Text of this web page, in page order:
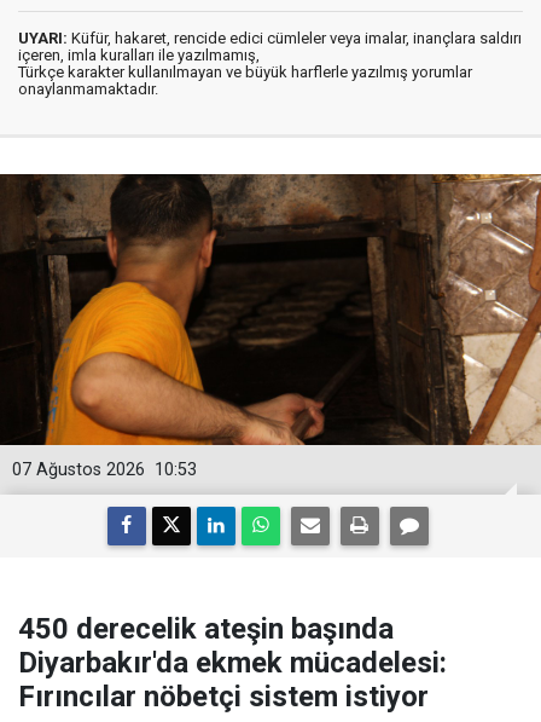
UYARI: Küfür, hakaret, rencide edici cümleler veya imalar, inançlara saldırı
içeren, imla kuralları ile yazılmamış,
Türkçe karakter kullanılmayan ve büyük harflerle yazılmış yorumlar
onaylanmamaktadır.
10:53
07 Ağustos 2026
450 derecelik ateşin başında
Diyarbakır'da ekmek mücadelesi:
Fırıncılar nöbetçi sistem istiyor